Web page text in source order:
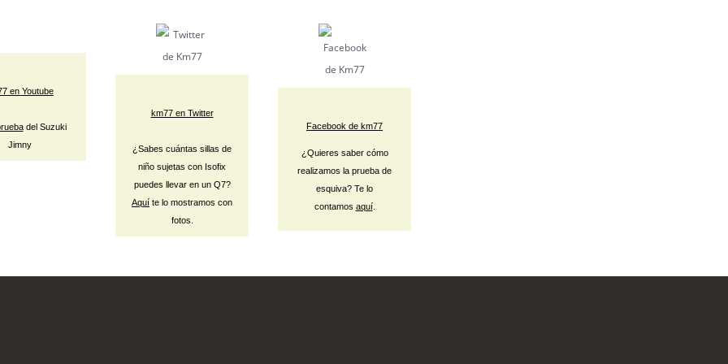
en Youtube
del Suzuki
Jimny
km77 en Twitter
¿Sabes cuántas sillas de
niño sujetas con Isofix
puedes llevar en un Q7?
Aquí te lo mostramos con
fotos.
Facebook de km77
¿Quieres saber cómo
realizamos la prueba de
esquiva? Te lo
contamos aquí.